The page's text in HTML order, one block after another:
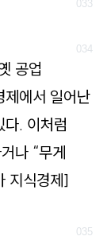
공업
제에서 일어난
. 이처럼
나 “무게
지식경제]